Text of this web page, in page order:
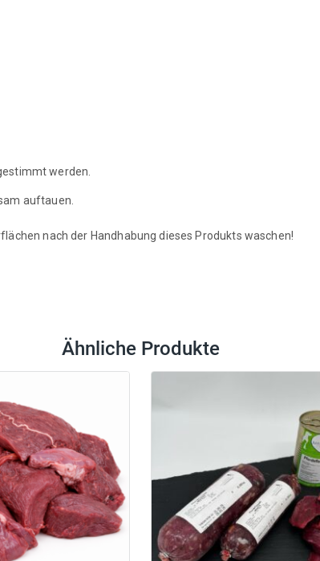
werden.
auftauen.
nach der Handhabung dieses Produkts waschen!
Ähnliche Produkte